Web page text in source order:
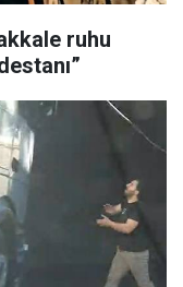
ruhu